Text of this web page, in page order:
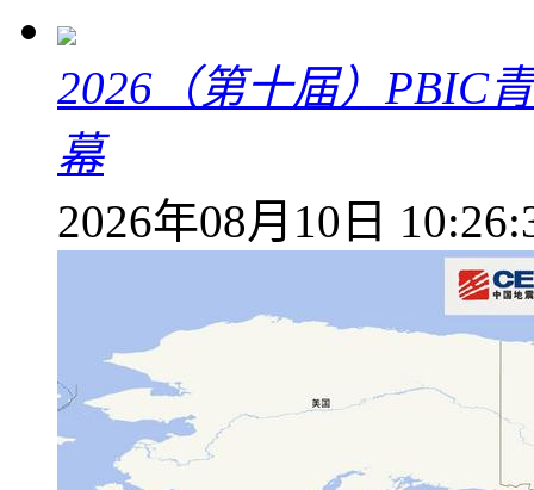
2026（第十届）PBIC
幕
2026年08月10日